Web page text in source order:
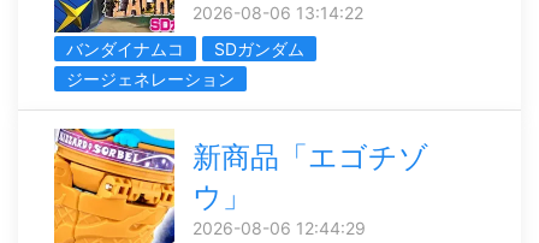
2026-08-06 13:14:22
バンダイナムコ
SDガンダム
ジージェネレーション
新商品「エゴチゾ
ウ」
2026-08-06 12:44:29